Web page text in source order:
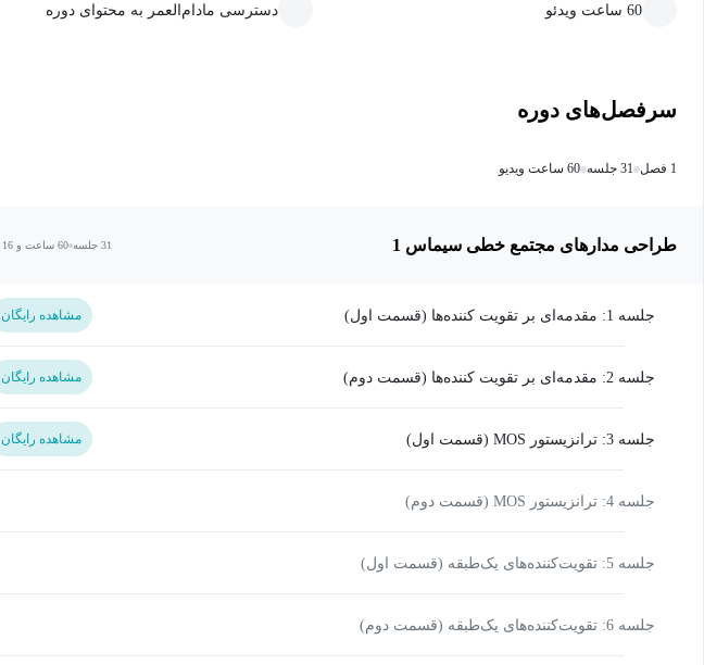
60 ساعت ویدئو دسترسی مادام‌العمر به محتوای دوره
سرفصل‌های دوره
1 فصل 31 جلسه 60 ساعت ویدیو
طراحی مدارهای مجتمع خطی سیماس 1 31 جلسه 60 ساعت و 16 دقیقه
جلسه 1: مقدمه‌ای بر تقویت کننده‌ها (قسمت اول) مشاهده رایگان
جلسه 2: مقدمه‌ای بر تقویت کننده‌ها (قسمت دوم) مشاهده رایگان
جلسه 3: ترانزیستور MOS (قسمت اول) مشاهده رایگان
جلسه 4: ترانزیستور MOS (قسمت دوم)
جلسه 5: تقویت‌کننده‌های یک‌طبقه (قسمت اول)
جلسه 6: تقویت‌کننده‌های یک‌طبقه (قسمت دوم)